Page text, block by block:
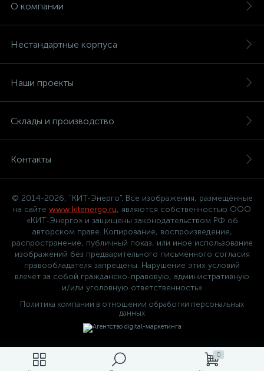
0
О компании
Нестандартные корпуса
Наши проекты
Склады и производство
Контакты
© 2014-2026, "КИТ-Энерго". Все изображения, размещённые
на сайте www.kitenergo.ru, являются собственностью ООО
«КИТ-Энерго» и защищены законодательством РФ об
авторском праве. Копирование, воспроизведение,
распространение, публичный показ, или иное использование
изображений без предварительного письменного согласия
правообладателя запрещены. Нарушение этих условий
влечёт за собой гражданско-правовую, административную
и/или уголовную ответственность»
Политика компании в отношении обработки персональных
данных